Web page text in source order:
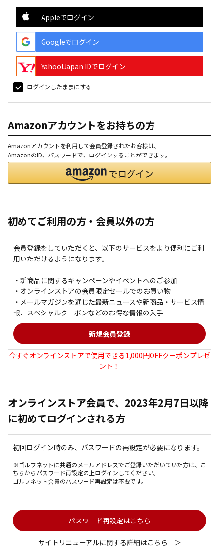
Appleでログイン
Googleでログイン
Yahoo!Japan IDでログイン
ログインしたままにする
Amazonアカウントをお持ちの方
Amazonアカウントを利用して会員登録されたお客様は、
AmazonのID、パスワードで、ログインすることができます。
初めてご利用の方・会員以外の方
会員登録をしていただくと、以下のサービスをより便利にご利
用いただけるようになります。
・新商品に関するキャンペーンやイベントへのご参加
・オンラインストアの会員限定セールでのお買い物
・メールマガジンを通じた最新ニュースや新商品・サービス情
報、スペシャルクーポンなどのお得な情報の入手
今すぐオンラインストアで使用できる1,000円OFFクーポンプレゼ
ント！
オンラインストア会員で、2023年2月7日以降
に初めてログインされる方
初回ログイン時のみ、パスワードの再設定が必要になります。
※ゴルフネットに共通のメールアドレスでご登録いただいていた方は、こ
ちらからパスワード再設定の上ログインしてください。
ゴルフネット会員のパスワード再設定は不要です。
パスワード再設定はこちら
サイトリニューアルに関する詳細はこちら ＞